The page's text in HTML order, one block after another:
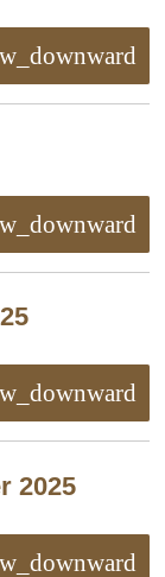
2025